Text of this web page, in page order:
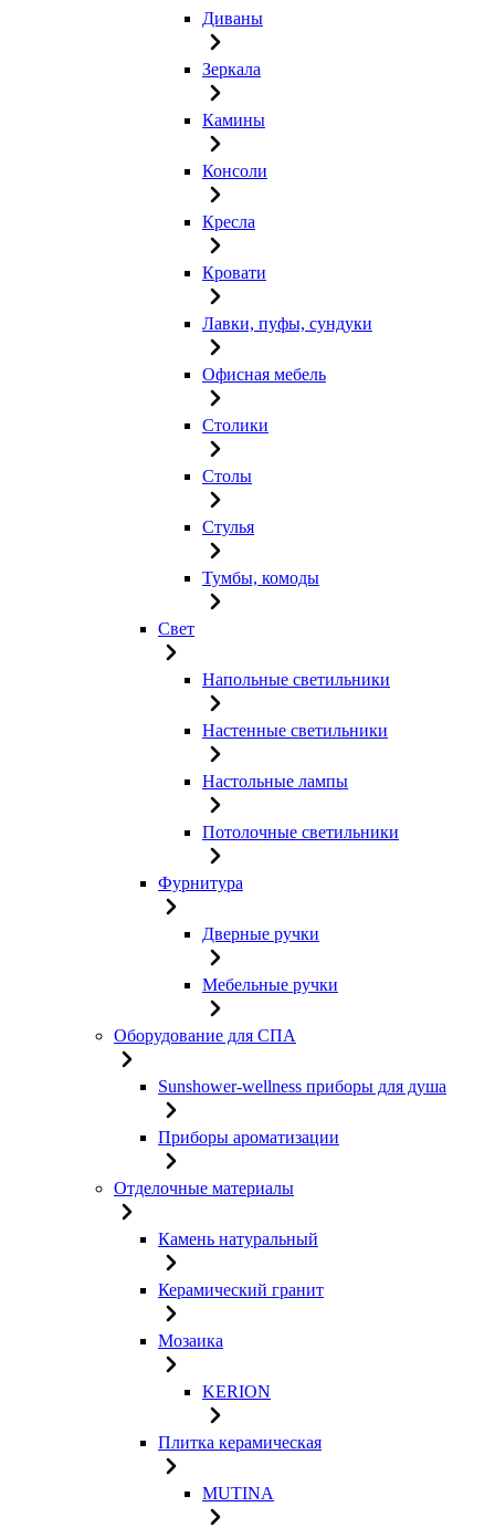
Диваны
Зеркала
Камины
Консоли
Кресла
Кровати
Лавки, пуфы, сундуки
Офисная мебель
Столики
Столы
Стулья
Тумбы, комоды
Свет
Напольные светильники
Настенные светильники
Настольные лампы
Потолочные светильники
Фурнитура
Дверные ручки
Мебельные ручки
Оборудование для СПА
Sunshower-wellness приборы для душа
Приборы ароматизации
Отделочные материалы
Камень натуральный
Керамический гранит
Мозаика
KERION
Плитка керамическая
MUTINA